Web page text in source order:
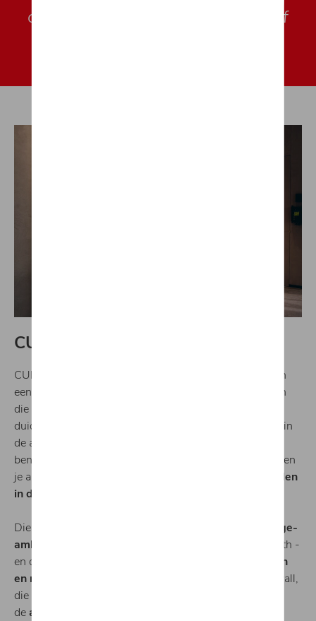
competitieve geest - Val op en durf
CUPRA x Padel
CUPRA wil als nieuw automerk zoveel meer... ze willen
een
creëren van gepassioneerde klanten
die houden van
duidelijk voorbeeld daarvan zijn de vele engagementen in
de autosport, met dj's of padelclubs. Of je nu al bekend
bent met CUPRA of niet, maak je geen zorgen. We zullen
je alles vertellen wat je moet weten en je
onderdompelen
in de wereld van CUPRA.
Die sfeer wordt op 20 juni eens versterkt door de
lounge-
ambiance
- met onder andere een vaste bar en DJ-booth -
en de beschikbaarheid van
CUPRA lifestyle producten
en merchandising
. Een andere highlight is de racing wall,
die de verbondenheid van CUPRA met
deautosport